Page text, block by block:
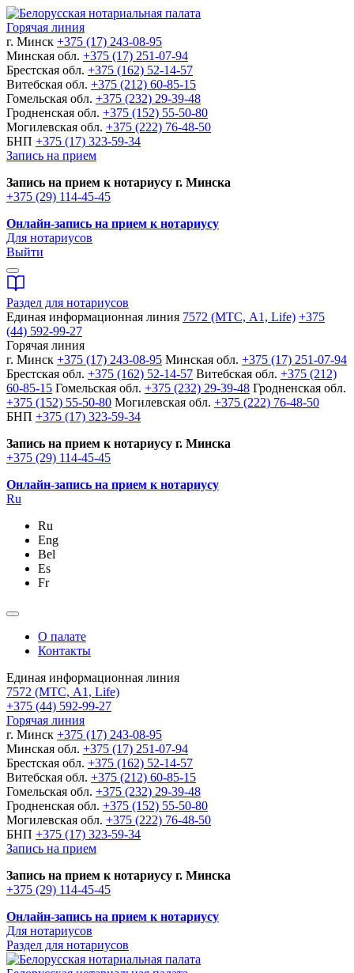
Горячая линия
г. Минск +375 (17) 243-08-95
Минская обл. +375 (17) 251-07-94
Брестская обл. +375 (162) 52-14-57
Витебская обл. +375 (212) 60-85-15
Гомельская обл. +375 (232) 29-39-48
Гродненская обл. +375 (152) 55-50-80
Могилевская обл. +375 (222) 76-48-50
БНП +375 (17) 323-59-34
Запись на прием
Запись на прием к нотариусу г. Минска
+375 (29) 114-45-45
Онлайн-запись на прием к нотариусу
Для нотариусов
Выйти
Раздел для нотариусов
Единая информационная линия 7572 (МТС, A1, Life) +375
(44) 592-99-27
Горячая линия
г. Минск +375 (17) 243-08-95 Минская обл. +375 (17) 251-07-94
Брестская обл. +375 (162) 52-14-57 Витебская обл. +375 (212)
60-85-15 Гомельская обл. +375 (232) 29-39-48 Гродненская обл.
+375 (152) 55-50-80 Могилевская обл. +375 (222) 76-48-50
БНП +375 (17) 323-59-34
Запись на прием к нотариусу г. Минска
+375 (29) 114-45-45
Онлайн-запись на прием к нотариусу
Ru
Ru
Eng
Bel
Es
Fr
О палате
Контакты
Единая информационная линия
7572 (МТС, A1, Life)
+375 (44) 592-99-27
Горячая линия
г. Минск +375 (17) 243-08-95
Минская обл. +375 (17) 251-07-94
Брестская обл. +375 (162) 52-14-57
Витебская обл. +375 (212) 60-85-15
Гомельская обл. +375 (232) 29-39-48
Гродненская обл. +375 (152) 55-50-80
Могилевская обл. +375 (222) 76-48-50
БНП +375 (17) 323-59-34
Запись на прием
Запись на прием к нотариусу г. Минска
+375 (29) 114-45-45
Онлайн-запись на прием к нотариусу
Для нотариусов
Раздел для нотариусов